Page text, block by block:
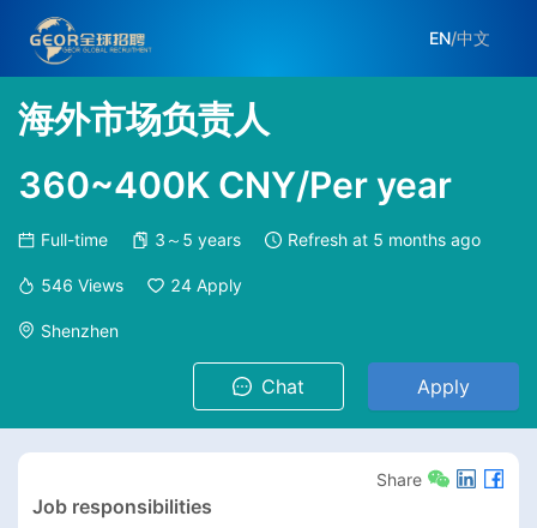
EN/中文
海外市场负责人
360~400K CNY/Per year
Full-time 3～5 years Refresh at 5 months ago
546 Views 24 Apply
Shenzhen
Chat Apply
Share
Job responsibilities